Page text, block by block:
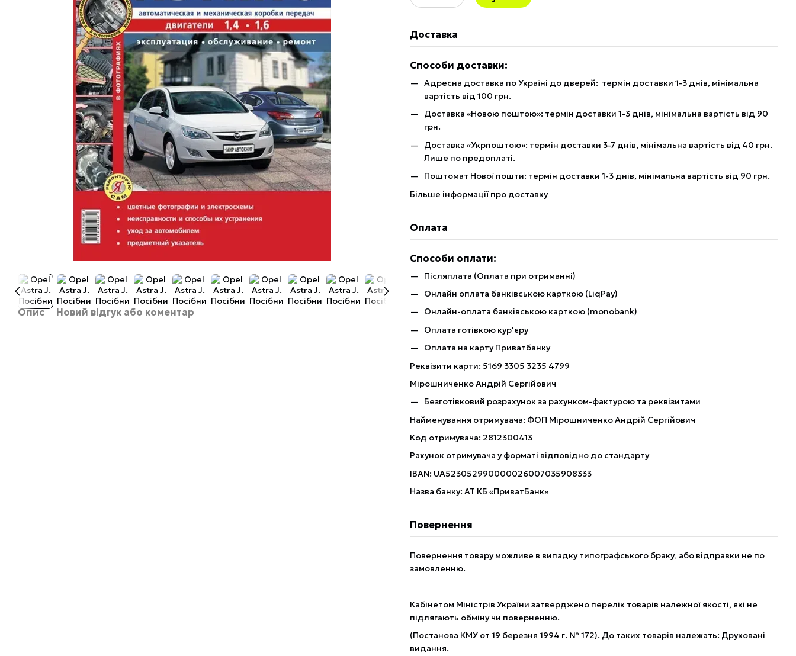
Опис Новий відгук або коментар
Доставка
Способи доставки:
Адресна доставка по Україні до дверей: термін доставки 1-3 днів, мінімальна
вартість від 100 грн.
Доставка «Новою поштою»: термін доставки 1-3 днів, мінімальна вартість від 90
грн.
Доставка «Укрпоштою»: термін доставки 3-7 днів, мінімальна вартість від 40 грн.
Лише по предоплаті.
Поштомат Нової пошти: термін доставки 1-3 днів, мінімальна вартість від 90 грн.
Більше інформації про доставку
Оплата
Способи оплати:
Післяплата (Оплата при отриманні)
Онлайн оплата банківською карткою (LiqPay)
Онлайн-оплата банківською карткою (monobank)
Оплата готівкою кур'єру
Оплата на карту Приватбанку
Реквізити карти: 5169 3305 3235 4799
Мірошниченко Андрій Сергійович
Безготівковий розрахунок за рахунком-фактурою та реквізитами
Найменування отримувача: ФОП Мірошниченко Андрій Сергійович
Код отримувача: 2812300413
Рахунок отримувача у форматі відповідно до стандарту
IBAN: UA523052990000026007035908333
Назва банку: АТ КБ «ПриватБанк»
Повернення
Повернення товару можливе в випадку типографського браку, або відправки не по
замовленню.
Кабінетом Міністрів України затверджено перелік товарів належної якості, які не
підлягають обміну чи поверненню.
(Постанова КМУ от 19 березня 1994 г. № 172). До таких товарів належать: Друковані
видання.